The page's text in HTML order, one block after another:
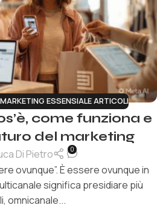
MARKETING ESSENSIALE ARTICOLI
come funziona e
del marketing
Di Pietro 0
ovunque”. È essere ovunque in
significa presidiare più
omnicanale...